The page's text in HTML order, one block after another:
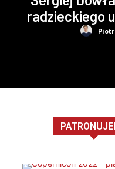
radzieckiego